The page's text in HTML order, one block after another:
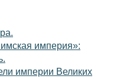
империя»:
империи Великих